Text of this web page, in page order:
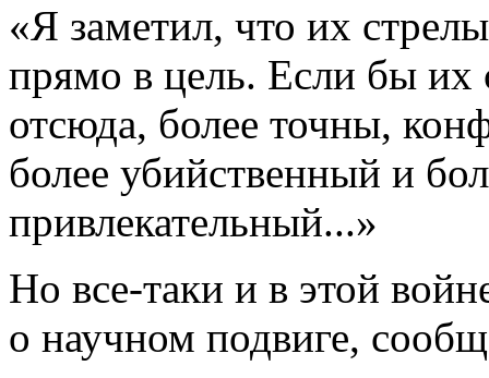
«Я заметил, что их
прямо в цель. Если бы
отсюда, более точны,
более убийственный и
привлекательный...»
Но все-таки и в этой
о научном подвиге,